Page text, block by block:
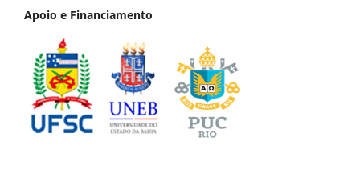
Apoio e Financiamento